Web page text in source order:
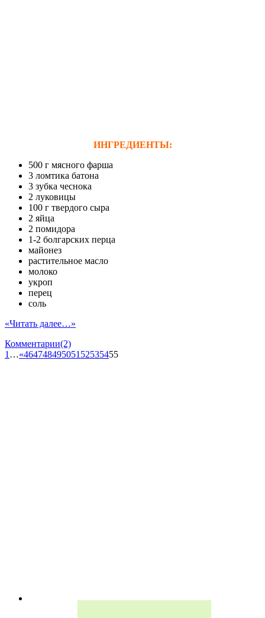
ИНГРЕДИЕНТЫ:
500 г мясного фарша
3 ломтика батона
3 зубка чеснока
2 луковицы
100 г твердого сыра
2 яйца
2 помидора
1-2 болгарских перца
майонез
растительное масло
молоко
укроп
перец
соль
«Читать далее…»
Комментарии(2)
1 …«464748495051 52535455